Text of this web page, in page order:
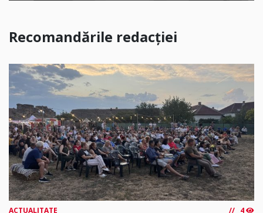
Recomandările redacției
ACTUALITATE 4